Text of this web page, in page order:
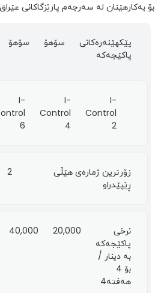
بۆ بەکارهێنان لە سەرجەم پارێزگاکانی
پێکهێنەرەکانی
پاکێجەکە
سۆهۆ سۆهۆ
I-
Control
2
I-
Control
4
I-
6
زۆرترین ژمارەی هێڵی
ڕێپێدراو
2
نرخی
پاکێجەکە
بە دینار /
بۆ 4
هەفتە4
20,000
40,000